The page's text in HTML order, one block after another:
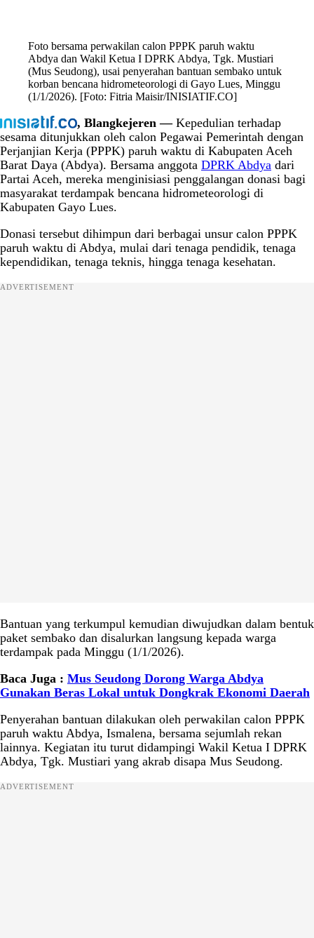
Foto bersama perwakilan calon PPPK paruh waktu
Abdya dan Wakil Ketua I DPRK Abdya, Tgk. Mustiari
(Mus Seudong), usai penyerahan bantuan sembako untuk
korban bencana hidrometeorologi di Gayo Lues, Minggu
(1/1/2026). [Foto: Fitria Maisir/INISIATIF.CO]
, Blangkejeren —Kepedulian terhadap
sesama ditunjukkan oleh calon Pegawai Pemerintah dengan
Perjanjian Kerja (PPPK) paruh waktu di Kabupaten Aceh
Barat Daya (Abdya). Bersama anggota DPRK Abdya dari
Partai Aceh, mereka menginisiasi penggalangan donasi bagi
masyarakat terdampak bencana hidrometeorologi di
Kabupaten Gayo Lues.
Donasi tersebut dihimpun dari berbagai unsur calon PPPK
paruh waktu di Abdya, mulai dari tenaga pendidik, tenaga
kependidikan, tenaga teknis, hingga tenaga kesehatan.
ADVERTISEMENT
Bantuan yang terkumpul kemudian diwujudkan dalam bentuk
paket sembako dan disalurkan langsung kepada warga
terdampak pada Minggu (1/1/2026).
Baca Juga : Mus Seudong Dorong Warga Abdya
Gunakan Beras Lokal untuk Dongkrak Ekonomi Daerah
Penyerahan bantuan dilakukan oleh perwakilan calon PPPK
paruh waktu Abdya, Ismalena, bersama sejumlah rekan
lainnya. Kegiatan itu turut didampingi Wakil Ketua I DPRK
Abdya, Tgk. Mustiari yang akrab disapa Mus Seudong.
ADVERTISEMENT